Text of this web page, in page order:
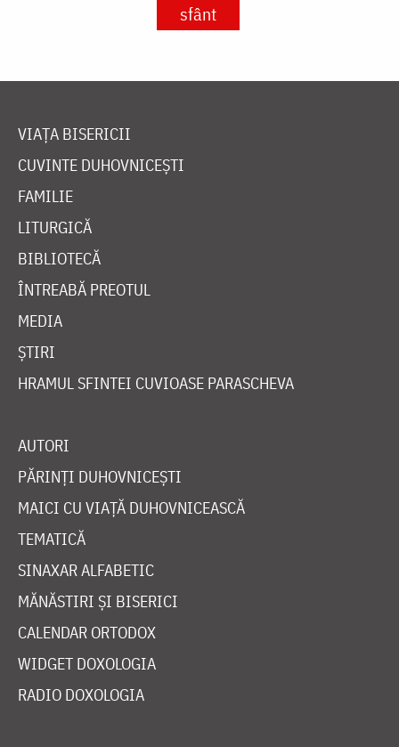
sfânt
VIAȚA BISERICII
CUVINTE DUHOVNICEȘTI
FAMILIE
LITURGICĂ
BIBLIOTECĂ
ÎNTREABĂ PREOTUL
MEDIA
ȘTIRI
HRAMUL SFINTEI CUVIOASE PARASCHEVA
AUTORI
PĂRINȚI DUHOVNICEȘTI
MAICI CU VIAȚĂ DUHOVNICEASCĂ
TEMATICĂ
SINAXAR ALFABETIC
MĂNĂSTIRI ȘI BISERICI
CALENDAR ORTODOX
WIDGET DOXOLOGIA
RADIO DOXOLOGIA